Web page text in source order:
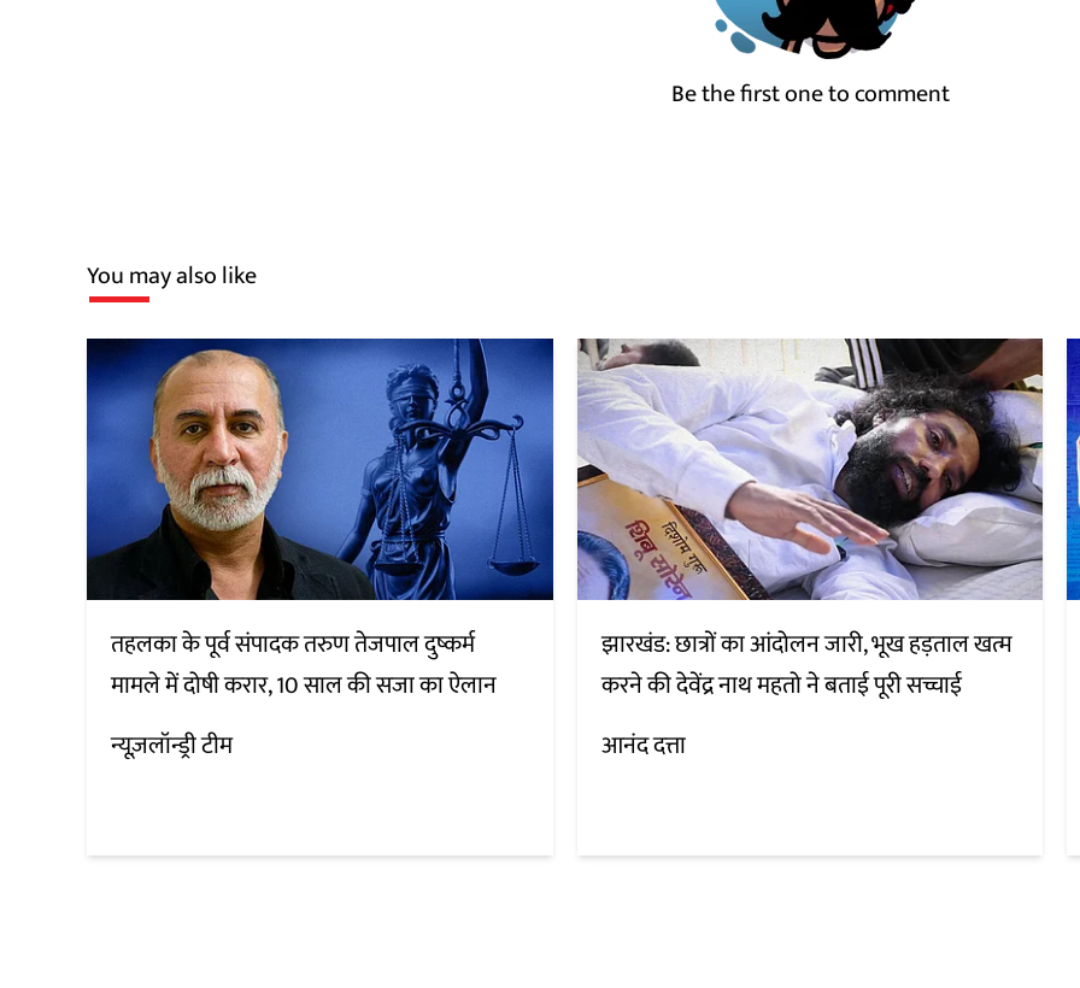
Be the first one to comment
You may also like
तहलका के पूर्व संपादक तरुण तेजपाल दुष्कर्म
मामले में दोषी करार, 10 साल की सजा का ऐलान
न्यूज़लॉन्ड्री टीम
झारखंड: छात्रों का आंदोलन जारी, भूख हड़ताल खत्म
करने की देवेंद्र नाथ महतो ने बताई पूरी सच्चाई
आनंद दत्ता